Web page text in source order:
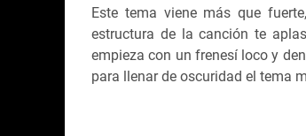
Este tema viene más que
estructura de la canción te
empieza con un frenesí loco y
para llenar de oscuridad el tema